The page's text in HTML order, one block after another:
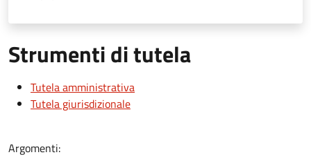
Strumenti di tutela
Tutela amministrativa
Tutela giurisdizionale
Argomenti: